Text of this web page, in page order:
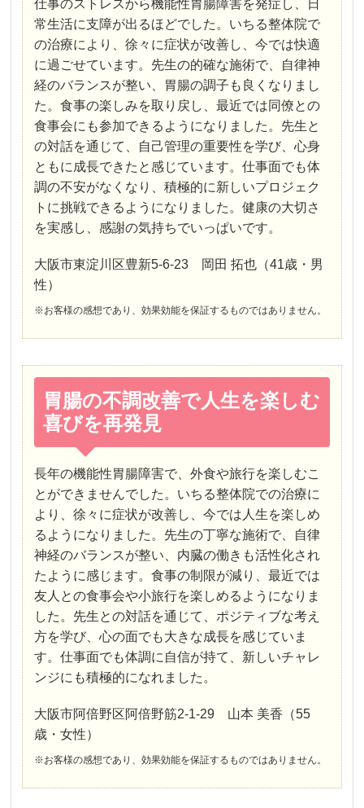
仕事のストレスから機能性胃腸障害を発症し、日
常生活に支障が出るほどでした。いちる整体院で
の治療により、徐々に症状が改善し、今では快適
に過ごせています。先生の的確な施術で、自律神
経のバランスが整い、胃腸の調子も良くなりまし
た。食事の楽しみを取り戻し、最近では同僚との
食事会にも参加できるようになりました。先生と
の対話を通じて、自己管理の重要性を学び、心身
ともに成長できたと感じています。仕事面でも体
調の不安がなくなり、積極的に新しいプロジェク
トに挑戦できるようになりました。健康の大切さ
を実感し、感謝の気持ちでいっぱいです。
大阪市東淀川区豊新5-6-23 岡田 拓也（41歳・男
性）
※お客様の感想であり、効果効能を保証するものではありません。
胃腸の不調改善で人生を楽しむ
喜びを再発見
長年の機能性胃腸障害で、外食や旅行を楽しむこ
とができませんでした。いちる整体院での治療に
より、徐々に症状が改善し、今では人生を楽しめ
るようになりました。先生の丁寧な施術で、自律
神経のバランスが整い、内臓の働きも活性化され
たように感じます。食事の制限が減り、最近では
友人との食事会や小旅行を楽しめるようになりま
した。先生との対話を通じて、ポジティブな考え
方を学び、心の面でも大きな成長を感じていま
す。仕事面でも体調に自信が持て、新しいチャレ
ンジにも積極的になれました。
大阪市阿倍野区阿倍野筋2-1-29 山本 美香（55
歳・女性）
※お客様の感想であり、効果効能を保証するものではありません。